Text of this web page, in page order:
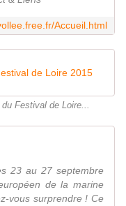
Accueil.html
de Loire 2015
Festival de Loire...
23 au 27 septembre
de la marine
vous surprendre ! Ce